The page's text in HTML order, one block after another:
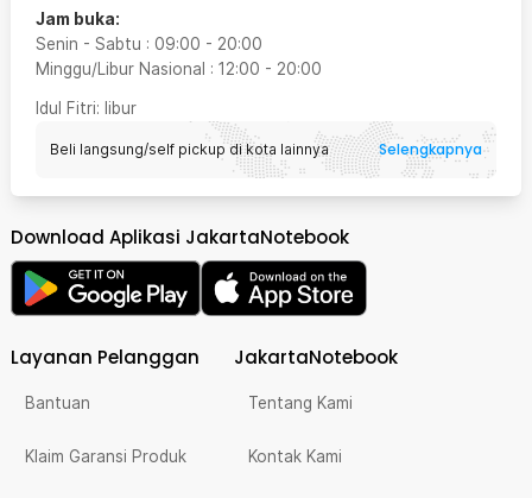
Jam buka:
Senin - Sabtu : 09:00 - 20:00
Minggu/Libur Nasional : 12:00 - 20:00
Idul Fitri: libur
Beli langsung/self pickup di kota lainnya Selengkapnya
Download Aplikasi JakartaNotebook
Layanan Pelanggan
Bantuan
Klaim Garansi Produk
JakartaNotebook
Tentang Kami
Kontak Kami